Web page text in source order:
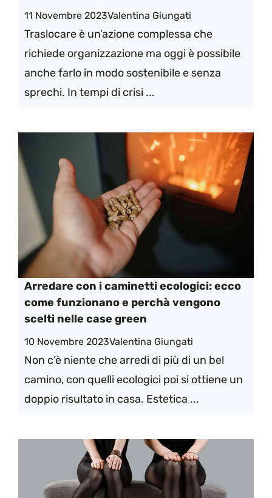
11 Novembre 2023Valentina Giungati
Traslocare è un’azione complessa che
richiede organizzazione ma oggi è possibile
anche farlo in modo sostenibile e senza
sprechi. In tempi di crisi ...
Arredare con i caminetti ecologici: ecco
come funzionano e perchà vengono
scelti nelle case green
10 Novembre 2023Valentina Giungati
Non c’è niente che arredi di più di un bel
camino, con quelli ecologici poi si ottiene un
doppio risultato in casa. Estetica ...